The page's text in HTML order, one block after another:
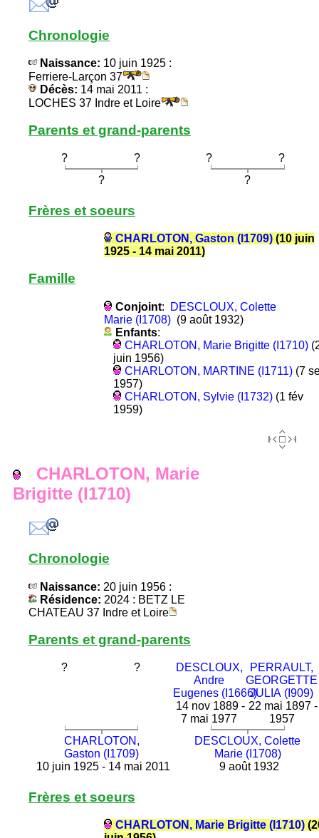
Chronologie
Naissance: 10 juin 1925 :
Ferriere-Larçon 37
Décès: 14 mai 2011 :
LOCHES 37 Indre et Loire
Parents et grand-parents
? ? ?
?
?
?
Frères et soeurs
CHARLOTON, Gaston (I1709)(10 juin
1925 - 14 mai 2011)
Famille
Conjoint:
DESCLOUX, Colette
Marie (I1708)(9 août 1932)
Enfants:
CHARLOTON, Marie Brigitte (I1710)
juin 1956)
CHARLOTON, MARTINE (I1711)(7
1957)
CHARLOTON, Sylvie (I1732)(1 fév
1959)
CHARLOTON, Marie
Brigitte (I1710)
Chronologie
Naissance: 20 juin 1956 :
Résidence: 2024 : BETZ LE
CHATEAU 37 Indre et Loire
Parents et grand-parents
? ?
DESCLOUX,
Andre
Eugenes (I1666)
14 nov 1889 -
7 mai 1977
PERRAULT,
GEORGETTE
JULIA (I909)
22 mai 1897 -
1957
CHARLOTON,
Gaston (I1709)
10 juin 1925 - 14 mai 2011
DESCLOUX, Colette
Marie (I1708)
9 août 1932
Frères et soeurs
CHARLOTON, Marie Brigitte (I1710)